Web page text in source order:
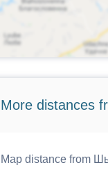
More distances
Map distance from